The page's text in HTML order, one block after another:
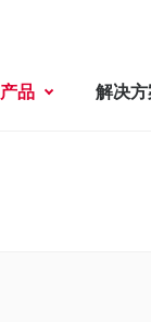
产品 解决